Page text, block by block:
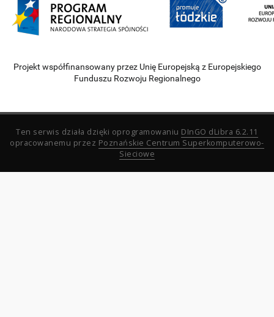
Projekt współfinansowany przez Unię Europejską z Europejskiego
Funduszu Rozwoju Regionalnego
Ten serwis działa dzięki oprogramowaniu DInGO dLibra 6.2.11
opracowanemu przez Poznańskie Centrum Superkomputerowo-
Sieciowe